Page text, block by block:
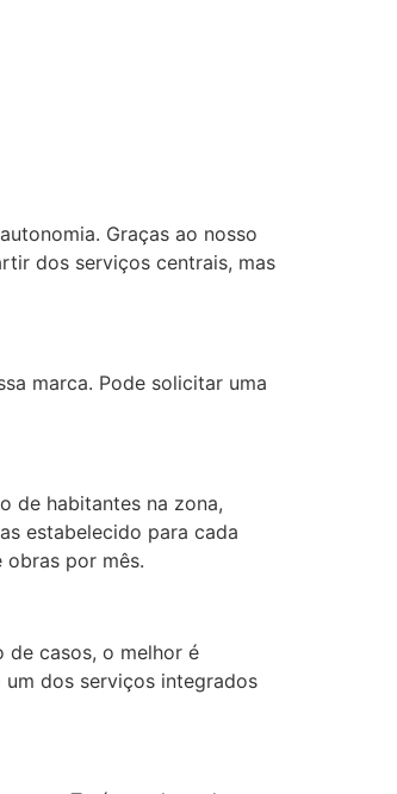
Graças ao nosso
dos serviços centrais, mas
marca. Pode solicitar uma
de habitantes na zona,
estabelecido para cada
obras por mês.
de casos, o melhor é
dos serviços integrados